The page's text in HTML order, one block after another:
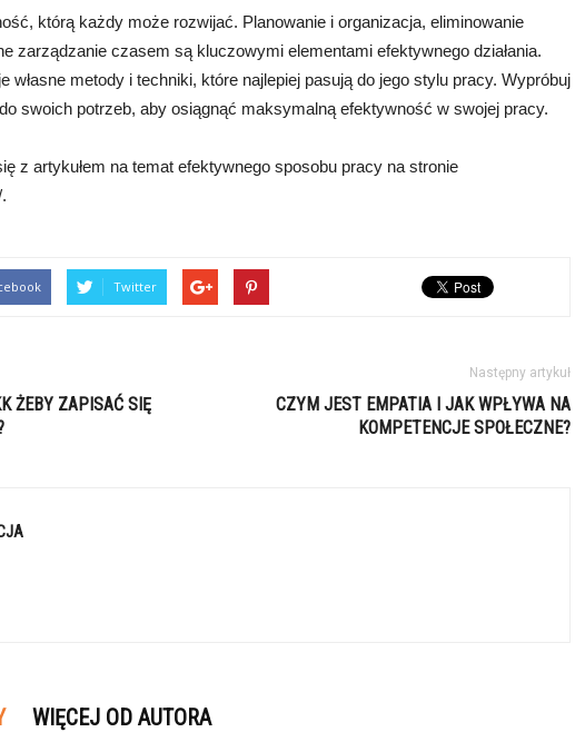
którą każdy może rozwijać. Planowanie i organizacja, eliminowanie
zarządzanie czasem są kluczowymi elementami efektywnego działania.
własne metody i techniki, które najlepiej pasują do jego stylu pracy. Wypróbuj
swoich potrzeb, aby osiągnąć maksymalną efektywność w swojej pracy.
z artykułem na temat efektywnego sposobu pracy na stronie
Twitter
ŻEBY ZAPISAĆ SIĘ
Następny artykuł
CZYM JEST EMPATIA I JAK WPŁYWA NA
KOMPETENCJE SPOŁECZNE?
WIĘCEJ OD AUTORA